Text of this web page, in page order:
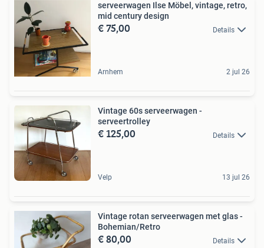
serveerwagen Ilse Möbel, vintage, retro,
mid century design
€ 75,00 Details
Arnhem 2 jul 26
Vintage 60s serveerwagen -
serveertrolley
€ 125,00 Details
Velp 13 jul 26
Vintage rotan serveerwagen met glas -
Bohemian/Retro
€ 80,00 Details